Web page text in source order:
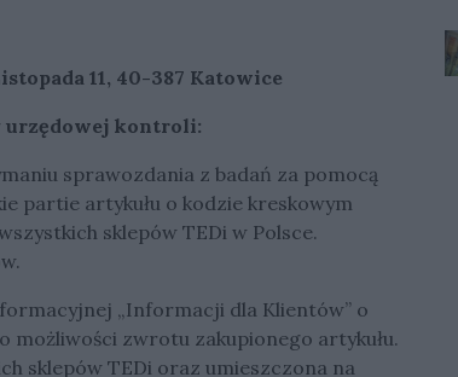
11, 40-387 Katowice
urzędowej kontroli:
sprawozdania z badań za pomocą
partie artykułu o kodzie kreskowym
sklepów TEDi w Polsce.
„Informacji dla Klientów” o
możliwości zwrotu zakupionego artykułu.
sklepów TEDi oraz umieszczona na